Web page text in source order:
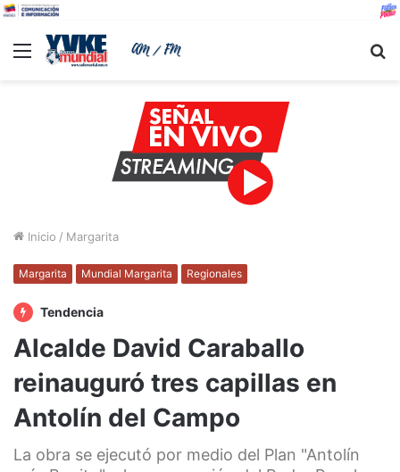
Menu
Inicio / Margarita
Margarita Mundial Margarita Regionales
Tendencia
Alcalde David Caraballo
reinauguró tres capillas en
Antolín del Campo
La obra se ejecutó por medio del Plan "Antolín